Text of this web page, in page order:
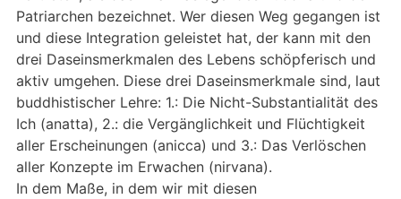
Patriarchen bezeichnet. Wer diesen Weg gegangen ist
und diese Integration geleistet hat, der kann mit den
drei Daseinsmerkmalen des Lebens schöpferisch und
aktiv umgehen. Diese drei Daseinsmerkmale sind, laut
buddhistischer Lehre: 1.: Die Nicht-Substantialität des
Ich (anatta), 2.: die Vergänglichkeit und Flüchtigkeit
aller Erscheinungen (anicca) und 3.: Das Verlöschen
aller Konzepte im Erwachen (nirvana).
In dem Maße, in dem wir mit diesen